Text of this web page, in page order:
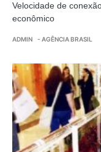
Velocidade de
econômico
ADMIN - AGÊNCIA BRASIL